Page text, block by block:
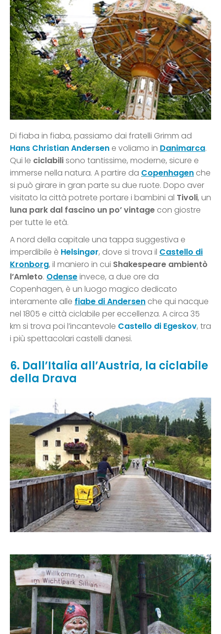
Di fiaba in fiaba, passiamo dai fratelli Grimm ad
Hans Christian Andersen e voliamo in Danimarca.
Qui le ciclabilisono tantissime, moderne, sicure e
immerse nella natura. A partire da Copenhagen che
si può girare in gran parte su due ruote. Dopo aver
visitato la città potrete portare i bambini al Tivoli, un
luna park dal fascino un po’ vintage con giostre
per tutte le età.
A nord della capitale una tappa suggestiva e
imperdibile è Helsingør, dove si trova il Castello di
Kronborg, il maniero in cui Shakespeare ambientò
l’Amleto. Odenseinvece, a due ore da
Copenhagen, è un luogo magico dedicato
interamente alle fiabe di Andersen che qui nacque
nel 1805 e città ciclabile per eccellenza. A circa 35
km si trova poi l’incantevole Castello di Egeskov, tra
i più spettacolari castelli danesi.
6. Dall’Italia all’Austria, la ciclabile
della Drava